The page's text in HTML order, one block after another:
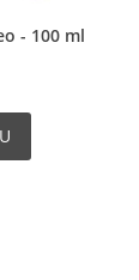
- 100 ml